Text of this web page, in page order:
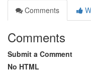
Comments
Comments
Submit a Comment
No HTML